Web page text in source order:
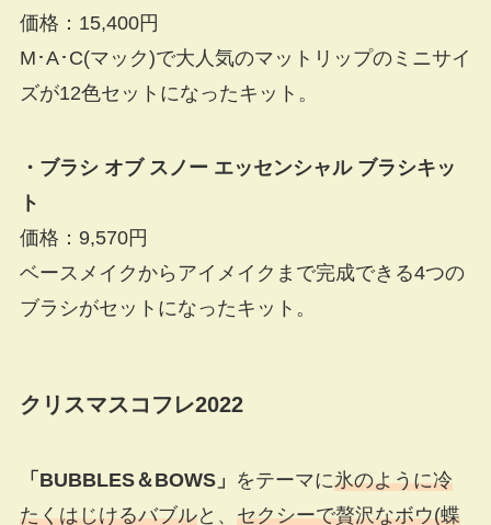
価格：15,400円
M･A･C(マック)で大人気のマットリップのミニサイ
ズが12色セットになったキット。
・ブラシ オブ スノー エッセンシャル ブラシキッ
ト
価格：9,570円
ベースメイクからアイメイクまで完成できる4つの
ブラシがセットになったキット。
クリスマスコフレ2022
「BUBBLES＆BOWS」 をテーマに氷のように冷
たくはじけるバブルと、 セクシーで贅沢なボウ(蝶